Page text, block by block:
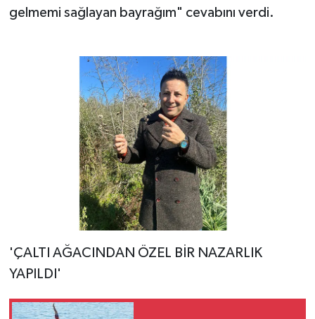
gelmemi sağlayan bayrağım" cevabını verdi.
'ÇALTI AĞACINDAN ÖZEL BİR NAZARLIK
YAPILDI'